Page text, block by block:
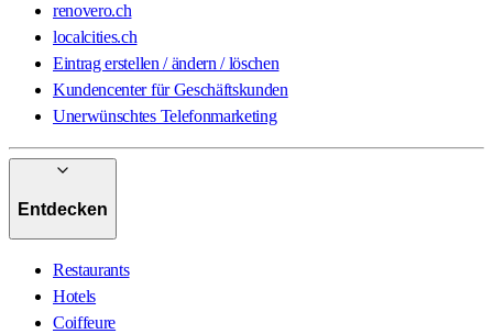
renovero.ch
localcities.ch
Eintrag erstellen / ändern / löschen
Kundencenter für Geschäftskunden
Unerwünschtes Telefonmarketing
Entdecken
Restaurants
Hotels
Coiffeure